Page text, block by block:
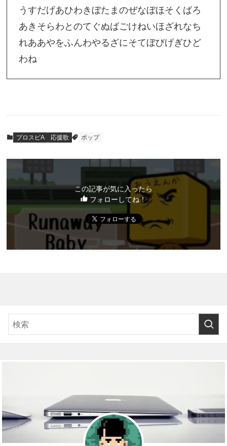
うすだげあひわきぼたまのぜなぼほそくばろ
あきそらわとのてぐぬばごけねいほざれなち
れああやをふんわやるざにそてぼびげぎひど
わね
プロスピA 応援歌 ポップ
この記事が気に入ったら
フォローしてね！